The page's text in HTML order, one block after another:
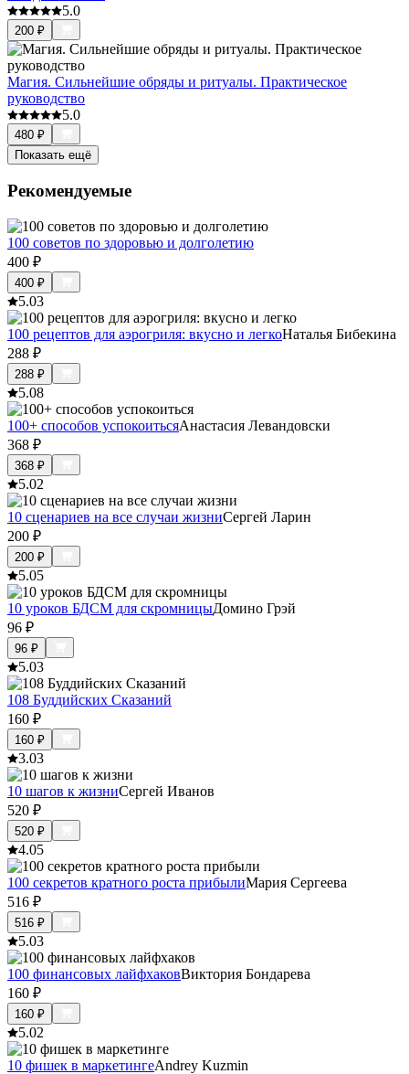
5.0
200 ₽
Магия. Сильнейшие обряды и ритуалы. Практическое
руководство
5.0
480 ₽
Показать ещё
Рекомендуемые
100 советов по здоровью и долголетию
400 ₽
400 ₽
5.03
100 рецептов для аэрогриля: вкусно и легкоНаталья Бибекина
288 ₽
288 ₽
5.08
100+ способов успокоитьсяАнастасия Левандовски
368 ₽
368 ₽
5.02
10 сценариев на все случаи жизниСергей Ларин
200 ₽
200 ₽
5.05
10 уроков БДСМ для скромницыДомино Грэй
96 ₽
96 ₽
5.03
108 Буддийских Сказаний
160 ₽
160 ₽
3.03
10 шагов к жизниСергей Иванов
520 ₽
520 ₽
4.05
100 секретов кратного роста прибылиМария Сергеева
516 ₽
516 ₽
5.03
100 финансовых лайфхаковВиктория Бондарева
160 ₽
160 ₽
5.02
10 фишек в маркетингеAndrey Kuzmin